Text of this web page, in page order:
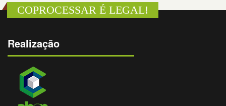
COPROCESSAR É LEGAL!
Realização